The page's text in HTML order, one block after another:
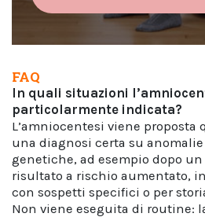
FAQ
In quali situazioni
particolarmente indicata?
L’amniocentesi viene proposta
una diagnosi certa su
genetiche, ad esempio dopo
risultato a rischio aumentato,
con sospetti specifici o per
Non viene eseguita di routine: